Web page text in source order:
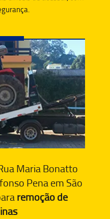
Maria Bonatto
Pena em São
remoção de